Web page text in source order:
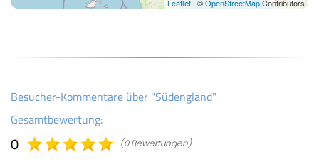
Leaflet | ©OpenStreetMapContributors
Besucher-Kommentare über "Südengland"
Gesamtbewertung:
0 (0 Bewertungen)